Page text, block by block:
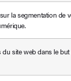
la segmentation de
site web dans le